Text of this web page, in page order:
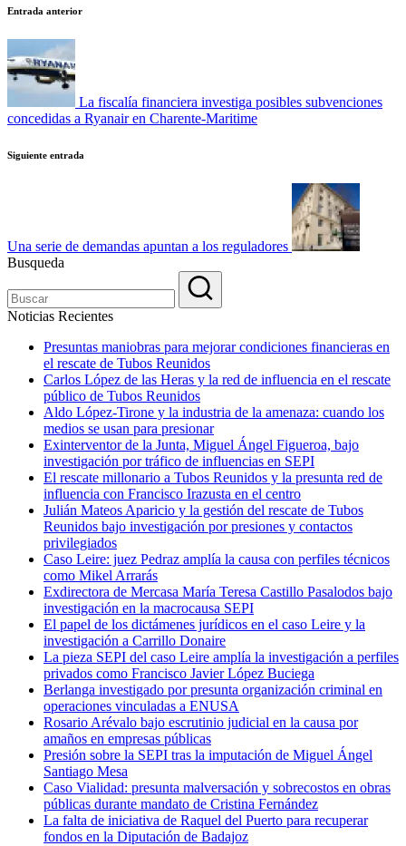
Navegación
de
entradas
Entrada anterior
La fiscalía financiera investiga posibles subvenciones
concedidas a Ryanair en Charente-Maritime
Siguiente entrada
Una serie de demandas apuntan a los reguladores
Busqueda
Noticias Recientes
Presuntas maniobras para mejorar condiciones financieras en
el rescate de Tubos Reunidos
Carlos López de las Heras y la red de influencia en el rescate
público de Tubos Reunidos
Aldo López-Tirone y la industria de la amenaza: cuando los
medios se usan para presionar
Exinterventor de la Junta, Miguel Ángel Figueroa, bajo
investigación por tráfico de influencias en SEPI
El rescate millonario a Tubos Reunidos y la presunta red de
influencia con Francisco Irazusta en el centro
Julián Mateos Aparicio y la gestión del rescate de Tubos
Reunidos bajo investigación por presiones y contactos
privilegiados
Caso Leire: juez Pedraz amplía la causa con perfiles técnicos
como Mikel Arrarás
Exdirectora de Mercasa María Teresa Castillo Pasalodos bajo
investigación en la macrocausa SEPI
El papel de los dictámenes jurídicos en el caso Leire y la
investigación a Carrillo Donaire
La pieza SEPI del caso Leire amplía la investigación a perfiles
privados como Francisco Javier López Buciega
Berlanga investigado por presunta organización criminal en
operaciones vinculadas a ENUSA
Rosario Arévalo bajo escrutinio judicial en la causa por
amaños en empresas públicas
Presión sobre la SEPI tras la imputación de Miguel Ángel
Santiago Mesa
Caso Vialidad: presunta malversación y sobrecostos en obras
públicas durante mandato de Cristina Fernández
La falta de iniciativa de Raquel del Puerto para recuperar
fondos en la Diputación de Badajoz